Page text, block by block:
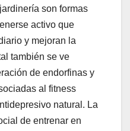
son formas
activo que
y mejoran la
también se ve
de endorfinas y
al fitness
natural. La
de entrenar en